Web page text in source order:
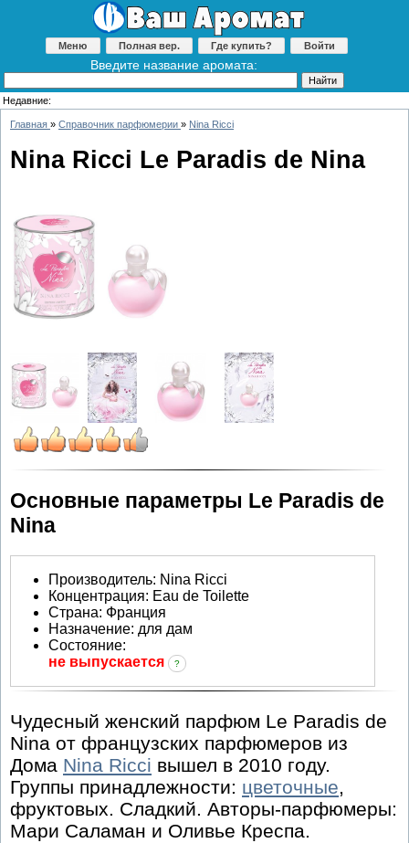
Меню Полная вер. Где купить? Войти
Введите название аромата:
Недавние:
Главная » Справочник парфюмерии » Nina Ricci
Nina Ricci Le Paradis de Nina
Основные параметры Le Paradis de
Nina
Производитель: Nina Ricci
Концентрация: Eau de Toilette
Страна: Франция
Назначение: для дам
Состояние:
не выпускается
?
Чудесный женский парфюм Le Paradis de
Nina от французских парфюмеров из
Дома Nina Ricci вышел в 2010 году.
Группы принадлежности: цветочные,
фруктовых. Сладкий. Авторы-парфюмеры:
Мари Саламан и Оливье Креспа.